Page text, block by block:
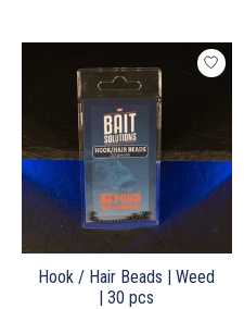
Hook / Hair Beads | Weed
| 30 pcs